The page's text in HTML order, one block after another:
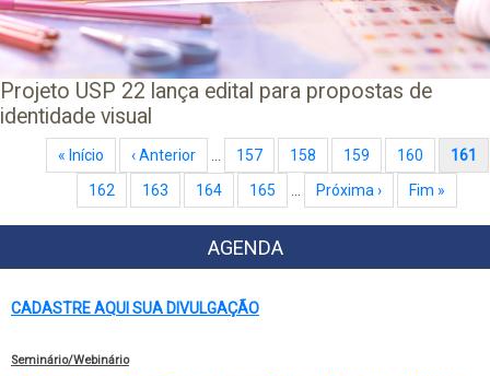
Projeto USP 22 lança edital para propostas de
identidade visual
Paginação
Primeira página
« Início Página anterior
‹ Anterior Page
157 Page
158 Page
159 Page
160 Página atual
161
Page
162 Page
163 Page
164 Page
165 Próxima página
Próxima › Última página
Fim »
AGENDA
CADASTRE AQUI SUA DIVULGAÇÃO
Seminário/Webinário